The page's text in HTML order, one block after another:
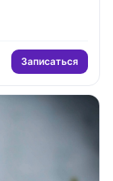
Записаться